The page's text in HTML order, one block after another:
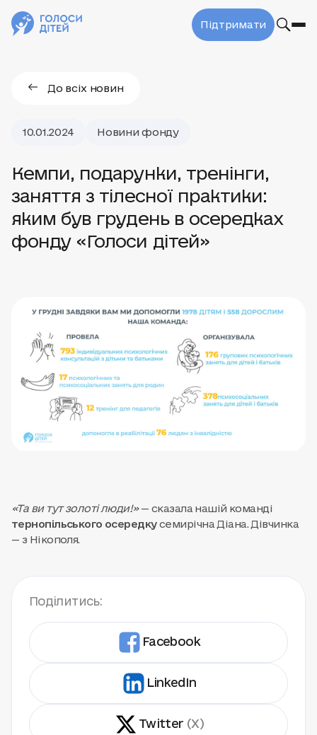
Підтримати
До всіх новин
10.01.2024 Новини фонду
Кемпи, подарунки, тренінги,
заняття з тілесної практики:
яким був грудень в осередках
фонду «Голоси дітей»
«Та ви тут золоті люди!»— сказала нашій команді
тернопільського осередкусемирічна Діана. Дівчинка
— з Нікополя.
Поділитись:
Facebook
LinkedIn
Twitter (X)